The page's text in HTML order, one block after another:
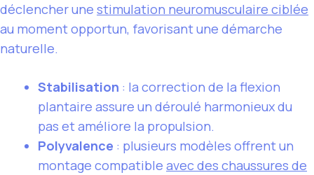
déclencher une stimulation neuromusculaire ciblée
au moment opportun, favorisant une démarche
naturelle.
Stabilisation : la correction de la flexion
plantaire assure un déroulé harmonieux du
pas et améliore la propulsion.
Polyvalence : plusieurs modèles offrent un
montage compatible avec des chaussures de